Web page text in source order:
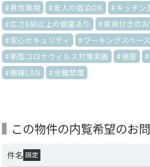
男性専用
友人の宿泊OK
キッチン
広さ6帖以上の個室あり
家具付きの
安心セキュリティ
ワーキングスペー
新型コロナウィルス対策実施
格安
無線LAN
全館禁煙
この物件の内覧希望のお
件名 固定